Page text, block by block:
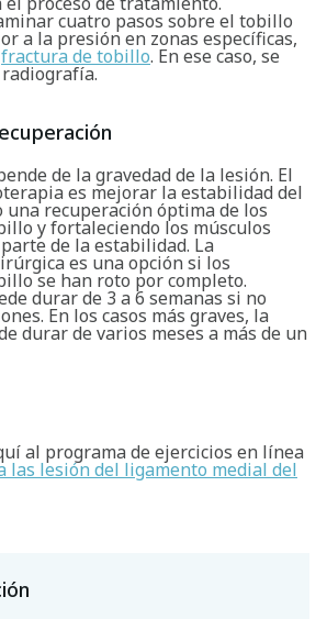
cuatro pasos sobre el tobillo
a la presión en zonas específicas,
fractura de tobillo. En ese caso, se
de la gravedad de la lesión. El
es mejorar la estabilidad del
recuperación óptima de los
y fortaleciendo los músculos
de la estabilidad. La
es una opción si los
se han roto por completo.
durar de 3 a 6 semanas si no
En los casos más graves, la
durar de varios meses a más de un
al programa de ejercicios en línea
las lesión del ligamento medial del